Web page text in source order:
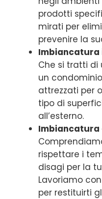
prodotti
mirati per
prevenire la
Imbiancatura
Che si tratti di
un
attrezzati per
tipo di
all’esterno.
Imbiancatura
rispettare i
disagi per la
Lavoriamo
per restituirti